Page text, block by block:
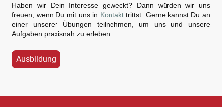
Haben wir Dein Interesse geweckt? Dann würden wir uns
freuen, wenn Du mit uns in Kontakt trittst. Gerne kannst Du an
einer unserer Übungen teilnehmen, um uns und unsere
Aufgaben praxisnah zu erleben.
Ausbildung